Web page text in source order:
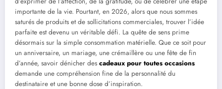
importante de la vie. Pourtant, en 2026, alors que nous sommes
saturés de produits et de sollicitations commerciales, trouver l’idée
parfaite est devenu un véritable défi. La quête de sens prime
désormais sur la simple consommation matérielle. Que ce soit pour
un anniversaire, un mariage, une crémaillère ou une fête de fin
d’année, savoir dénicher des cadeaux pour toutes occasions
demande une compréhension fine de la personnalité du
destinataire et une bonne dose d’inspiration.